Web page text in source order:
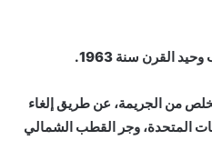
القرن سنة 1963.
من الجريمة، عن طريق إلغاء
المتحدة، وجر القطب الشمالي